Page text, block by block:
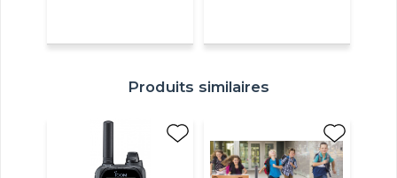
Produits similaires